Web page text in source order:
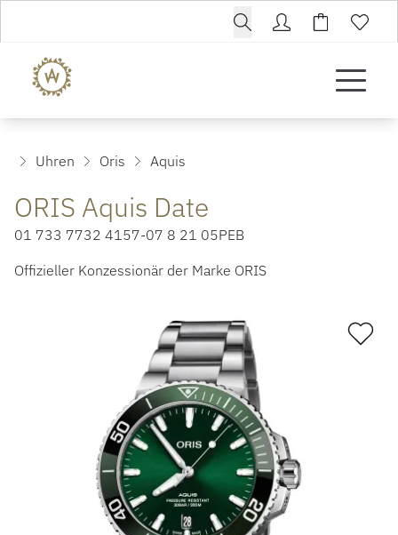
Uhren Oris Aquis
ORIS Aquis Date
01 733 7732 4157-07 8 21 05PEB
Offizieller Konzessionär der Marke ORIS